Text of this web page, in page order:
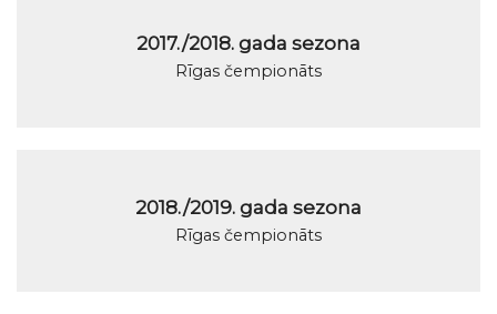
2017./2018. gada sezona
Rīgas čempionāts
2018./2019. gada sezona
Rīgas čempionāts